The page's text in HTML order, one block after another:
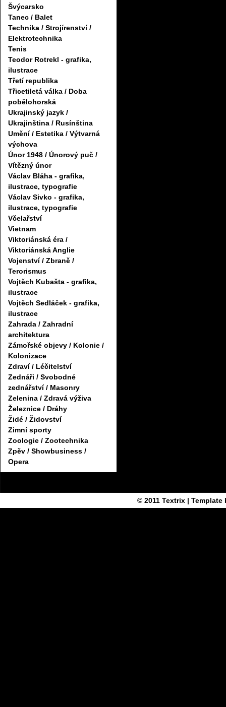
Švýcarsko
Tanec / Balet
Technika / Strojírenství /
Elektrotechnika
Tenis
Teodor Rotrekl - grafika,
ilustrace
Třetí republika
Třicetiletá válka / Doba
pobělohorská
Ukrajinský jazyk /
Ukrajinština / Rusínština
Umění / Estetika / Výtvarná
výchova
Únor 1948 / Únorový puč /
Vítězný únor
Václav Bláha - grafika,
ilustrace, typografie
Václav Sivko - grafika,
ilustrace, typografie
Včelařství
Vietnam
Viktoriánská éra /
Viktoriánská Anglie
Vojenství / Zbraně /
Terorismus
Vojtěch Kubašta - grafika,
ilustrace
Vojtěch Sedláček - grafika,
ilustrace
Zahrada / Zahradní
architektura
Zámořské objevy / Kolonie /
Kolonizace
Zdraví / Léčitelství
Zednáři / Svobodné
zednářství / Masonry
Zelenina / Zdravá výživa
Železnice / Dráhy
Židé / Židovství
Zimní sporty
Zoologie / Zootechnika
Zpěv / Showbusiness /
Opera
© 2011 Textrix| Template